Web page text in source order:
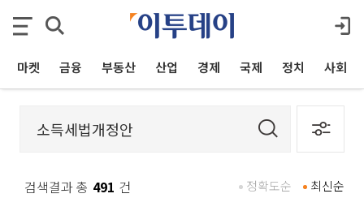
마켓 금융 부동산 산업 경제 국제 정치 사회
검색결과 총 491 건 최신순
정확도순